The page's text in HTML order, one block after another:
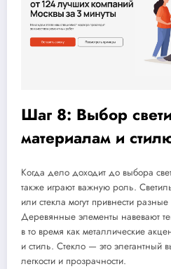
Шаг 8: Выбор
материалам и
Когда дело доходит до выбора
также играют важную роль.
или стекла могут привнести
Деревянные элементы навевают
в то время как металлические
и стиль. Стекло — это элегантный
легкости и прозрачности.